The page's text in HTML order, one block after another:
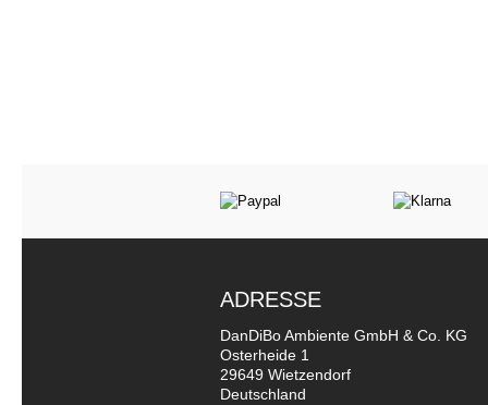
ADRESSE
DanDiBo Ambiente GmbH & Co. KG
Osterheide 1
29649 Wietzendorf
Deutschland